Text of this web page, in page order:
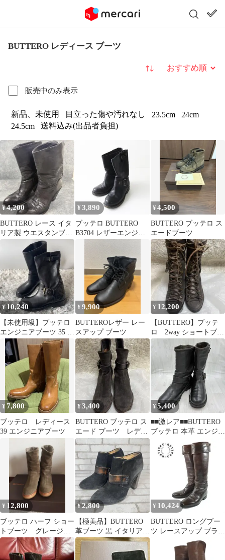
BUTTERO レディース ブーツ
販売中のみ表示
並び替え
新品、未使用 目立った傷や汚れなし 23.5cm
24cm
24.5cm
送料込み(出品者負担)
¥4,200
BUTTERO レース イタ
リア製 ウエスタンブー
ツ レザー ブラック
¥ 3,890
ブッテロ BUTTERO
B3704 レザーエンジニ
ショートブーツ
22cm【2400015092812
¥4,500
BUTTERO ブッテロ ス
エードブーツ
¥ 10,240
【未使用級】ブッテロ
エンジニアブーツ 35 ブ
ラック キルティング レ
ザー
¥9,900
BUTTEROレザー レー
スアップ ブーツ
¥ 12,200
【BUTTERO】ブッテ
ロ 2way ショートブー
ツ レースアップ 37
¥7,800
ブッテロ レディース
39 エンジニアブーツ
¥3,400
BUTTERO ブッテロ ス
エード ブーツ レディ
ース ファッション
¥5,400
■■激レア■■BUTTERO
ブッテロ 本革 エンジニ
アブーツ 22.5cm
¥ 12,800
ブッテロ ハーフ ショー
トブーツ グレージュ
カーキ オリーブ 37
¥2,800
【極美品】BUTTERO
革ブーツ 黒 イタリア製
スエード 23～23.5
¥ 10,424
BUTTERO ロングブー
ツ レースアップ ブラウ
ン 36 交換済み 裏貼り